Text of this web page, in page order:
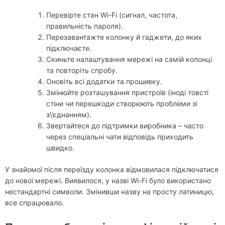
Перевірте стан Wi-Fi (сигнал, частота,
правильність пароля).
Перезавантажте колонку й гаджети, до яких
підключаєте.
Скиньте налаштування мережі на самій колонці
та повторіть спробу.
Оновіть всі додатки та прошивку.
Змінюйте розташування пристроїв (іноді товсті
стіни чи перешкоди створюють проблеми зі
з\’єднанням).
Звертайтеся до підтримки виробника – часто
через спеціальні чати відповідь приходить
швидко.
У знайомої після переїзду колонка відмовилася підключатися
до нової мережі. Виявилося, у назві Wi-Fi було використано
нестандартні символи. Змінивши назву на просту латиницю,
все спрацювало.